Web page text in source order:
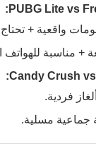
PUBG Lite vs
Candy Crush